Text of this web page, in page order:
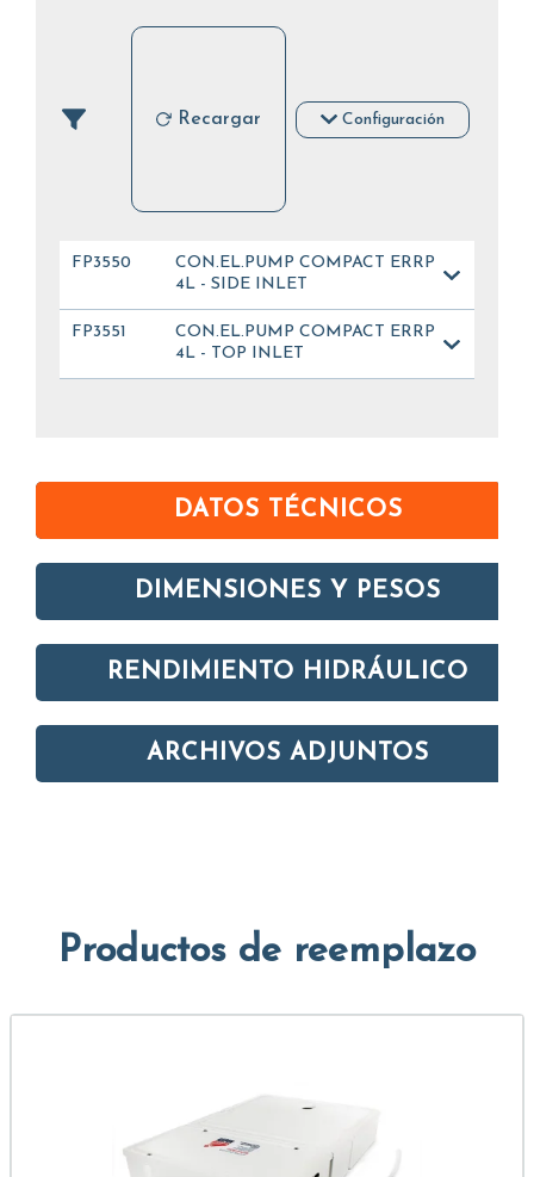
Recargar Configuración
FP3550
CON.EL.PUMP COMPACT ERRP
4L - SIDE INLET
FP3551
CON.EL.PUMP COMPACT ERRP
4L - TOP INLET
DATOS TÉCNICOS
DIMENSIONES Y PESOS
RENDIMIENTO HIDRÁULICO
ARCHIVOS ADJUNTOS
Productos de reemplazo